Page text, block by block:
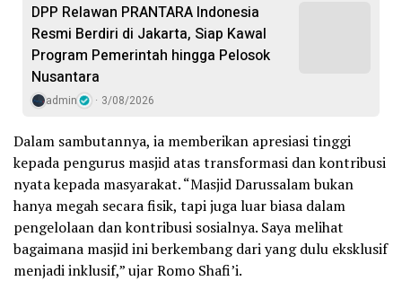
DPP Relawan PRANTARA Indonesia
Resmi Berdiri di Jakarta, Siap Kawal
Program Pemerintah hingga Pelosok
Nusantara
admin 3/08/2026
Dalam sambutannya, ia memberikan apresiasi tinggi
kepada pengurus masjid atas transformasi dan kontribusi
nyata kepada masyarakat. “Masjid Darussalam bukan
hanya megah secara fisik, tapi juga luar biasa dalam
pengelolaan dan kontribusi sosialnya. Saya melihat
bagaimana masjid ini berkembang dari yang dulu eksklusif
menjadi inklusif,” ujar Romo Shafi’i.